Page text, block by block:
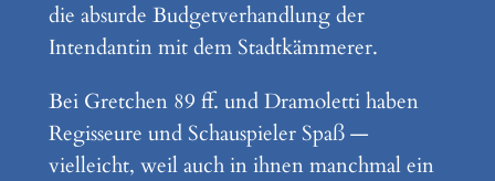
die absurde Budgetverhandlung der
Intendantin mit dem Stadtkämmerer.
Bei Gretchen 89 ff. und Dramoletti haben
Regisseure und Schauspieler Spaß —
vielleicht, weil auch in ihnen manchmal ein